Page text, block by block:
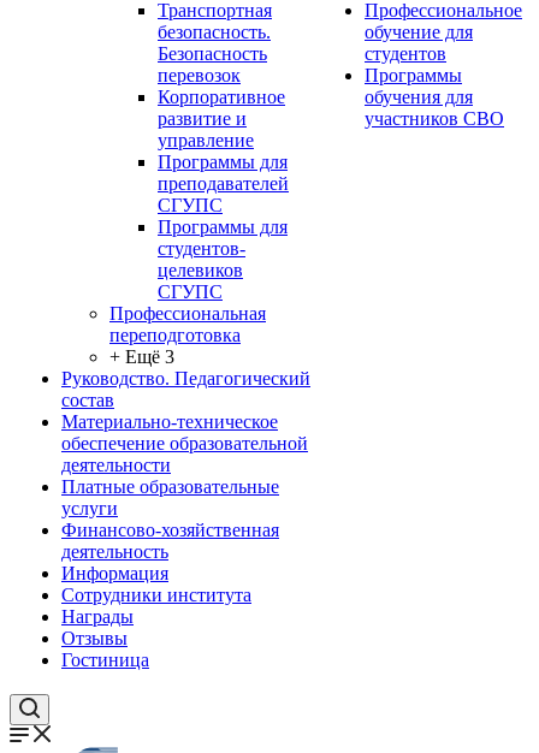
Транспортная
безопасность.
Безопасность
перевозок
Корпоративное
развитие и
управление
Программы для
преподавателей
СГУПС
Программы для
студентов-
целевиков
СГУПС
Профессиональная
переподготовка
+ Ещё 3
Руководство. Педагогический
состав
Материально-техническое
обеспечение образовательной
деятельности
Платные образовательные
услуги
Финансово-хозяйственная
деятельность
Информация
Сотрудники института
Награды
Отзывы
Гостиница
Профессиональное
обучение для
студентов
Программы
обучения для
участников СВО